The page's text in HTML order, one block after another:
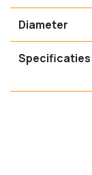
Diameter
Specificaties